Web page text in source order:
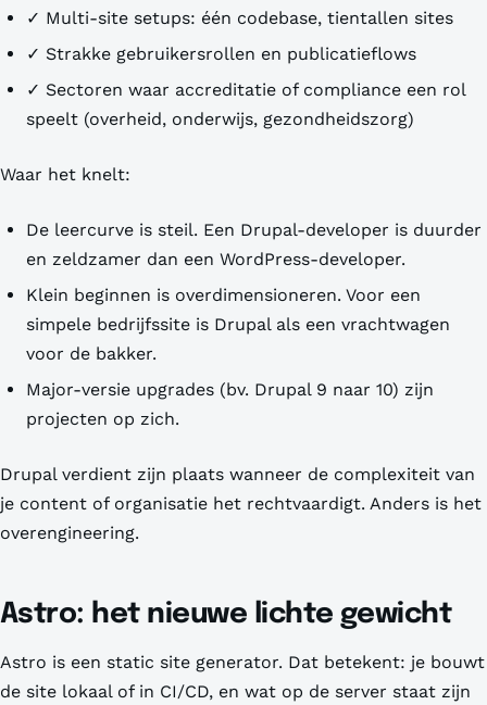
✓ Multi-site setups: één codebase, tientallen sites
✓ Strakke gebruikersrollen en publicatieflows
✓ Sectoren waar accreditatie of compliance een rol
speelt (overheid, onderwijs, gezondheidszorg)
Waar het knelt:
De leercurve is steil. Een Drupal-developer is duurder
en zeldzamer dan een WordPress-developer.
Klein beginnen is overdimensioneren. Voor een
simpele bedrijfssite is Drupal als een vrachtwagen
voor de bakker.
Major-versie upgrades (bv. Drupal 9 naar 10) zijn
projecten op zich.
Drupal verdient zijn plaats wanneer de complexiteit van
je content of organisatie het rechtvaardigt. Anders is het
overengineering.
Astro: het nieuwe lichte gewicht
Astro is een static site generator. Dat betekent: je bouwt
de site lokaal of in CI/CD, en wat op de server staat zijn